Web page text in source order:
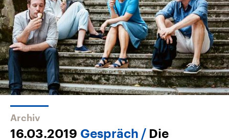
Archiv
16.03.2019 Gespräch
Die